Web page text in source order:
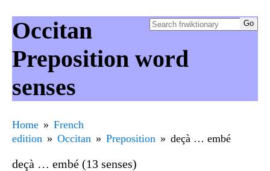
Occitan
Preposition word
senses
Home
French
edition
Occitan Preposition deçà … embé
deçà … embé (13 senses)